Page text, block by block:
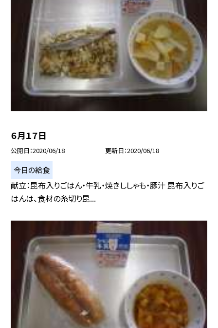
６月１７日
公開日 2020/06/18 更新日 2020/06/18
今日の給食
献立：昆布入りごはん・牛乳・焼きししゃも・豚汁 昆布入りご
はんは、食材の糸切り昆...